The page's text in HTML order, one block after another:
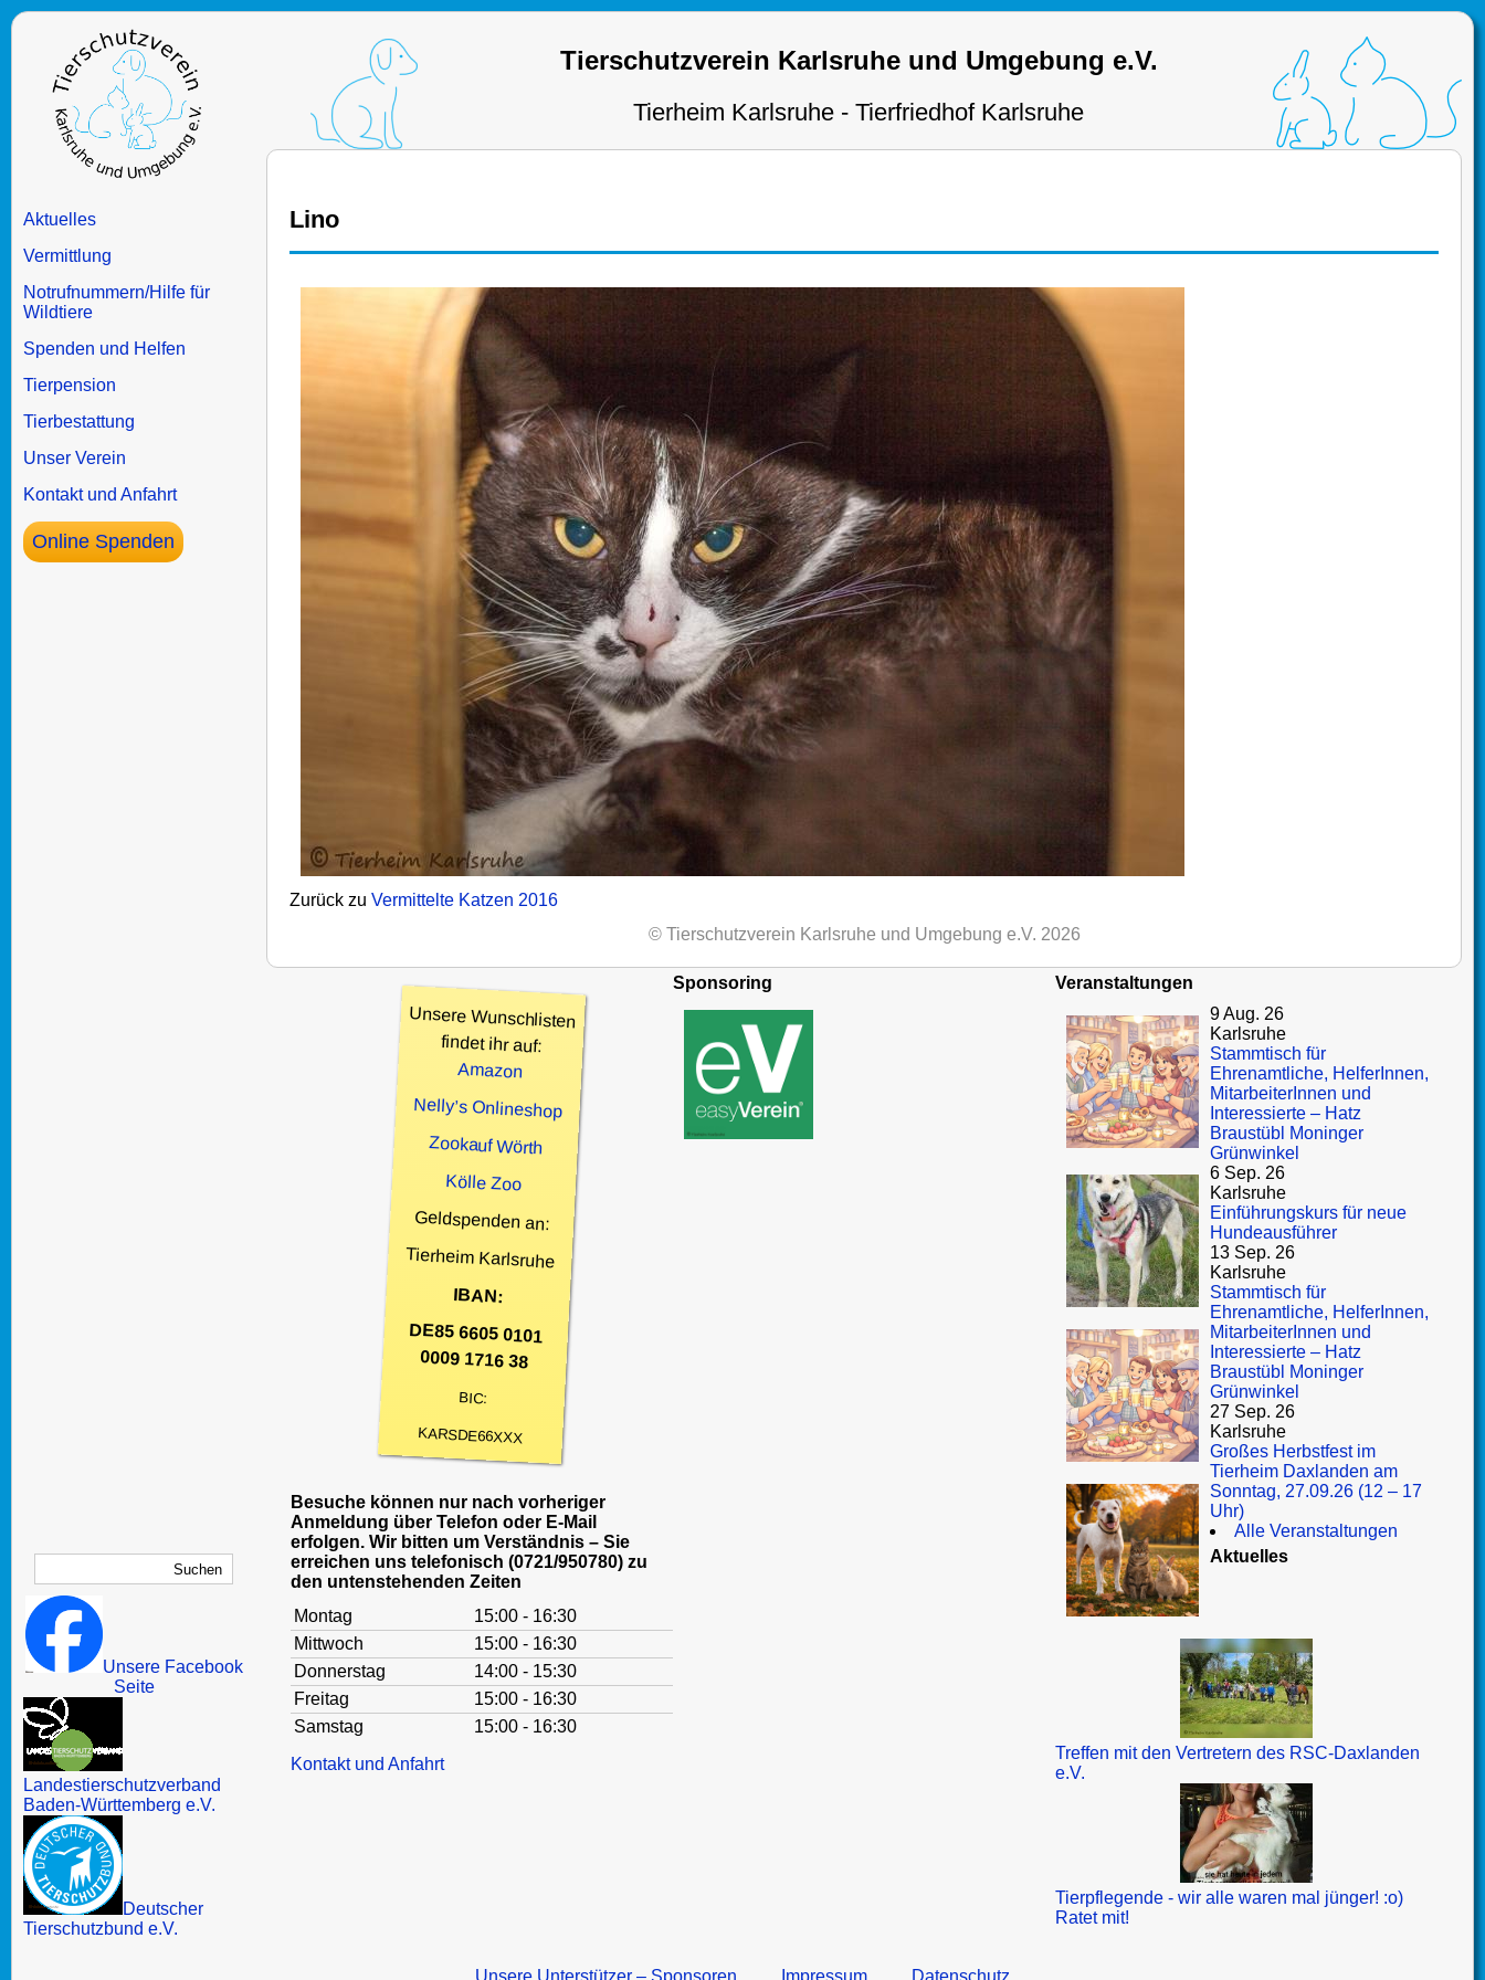
Tierschutzverein Karlsruhe und Umgebung e.V.
Tierheim Karlsruhe - Tierfriedhof Karlsruhe
Aktuelles
Vermittlung
Notrufnummern/Hilfe für
Wildtiere
Spenden und Helfen
Tierpension
Tierbestattung
Unser Verein
Kontakt und Anfahrt
Online Spenden
Unsere Facebook
Seite
Landestierschutzverband
Baden-Württemberg e.V.
Deutscher
Tierschutzbund e.V.
Lino
Zurück zu Vermittelte Katzen 2016
© Tierschutzverein Karlsruhe und Umgebung e.V. 2026
Unsere Wunschlisten
findet ihr auf:
Amazon
Nelly’s Onlineshop
Zookauf Wörth
Kölle Zoo
Geldspenden an:
Tierheim Karlsruhe
IBAN:
DE85 6605 0101
0009 1716 38
BIC:
KARSDE66XXX
Besuche können nur nach vorheriger
Anmeldung über Telefon oder E-Mail
erfolgen. Wir bitten um Verständnis – Sie
erreichen uns telefonisch (0721/950780) zu
den untenstehenden Zeiten
Montag
15:00 - 16:30
Mittwoch
15:00 - 16:30
Donnerstag
14:00 - 15:30
Freitag
15:00 - 16:30
Samstag
15:00 - 16:30
Kontakt und Anfahrt
Sponsoring
Veranstaltungen
9 Aug. 26
Karlsruhe
Stammtisch für
Ehrenamtliche, HelferInnen,
MitarbeiterInnen und
Interessierte – Hatz
Braustübl Moninger
Grünwinkel
6 Sep. 26
Karlsruhe
Einführungskurs für neue
Hundeausführer
13 Sep. 26
Karlsruhe
Stammtisch für
Ehrenamtliche, HelferInnen,
MitarbeiterInnen und
Interessierte – Hatz
Braustübl Moninger
Grünwinkel
27 Sep. 26
Karlsruhe
Großes Herbstfest im
Tierheim Daxlanden am
Sonntag, 27.09.26 (12 – 17
Uhr)
Alle Veranstaltungen
Aktuelles
Treffen mit den Vertretern des RSC-Daxlanden
e.V.
Tierpflegende - wir alle waren mal jünger! :o)
Ratet mit!
Unsere Unterstützer – Sponsoren Impressum Datenschutz